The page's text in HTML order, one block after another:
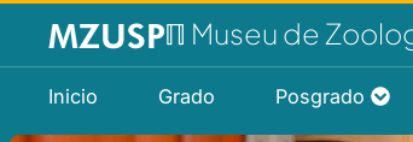
ℿ Museu de
Inicio Grado Posgrado